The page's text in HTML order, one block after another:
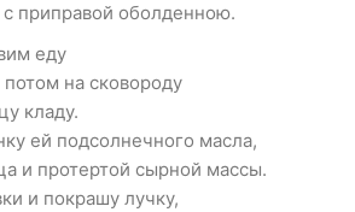
приправой оболденною.
еду
на сковороду
кладу.
ей подсолнечного масла,
и протертой сырной массы.
и покрашу лучку,